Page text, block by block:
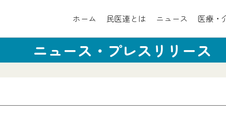
ホーム 民医連とは ニュース 医療・
ニュース・プレスリリース